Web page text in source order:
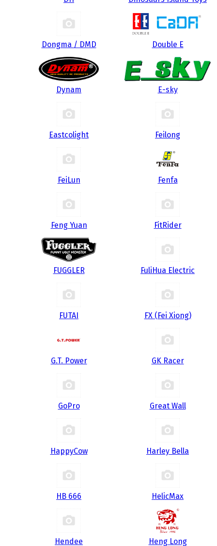
Dongma / DMD Double E
Dynam E-sky
Eastcolight Feilong
FeiLun Fenfa
Feng Yuan FitRider
FUGGLER FuliHua Electric
FUTAI FX (Fei Xiong)
G.T. Power GK Racer
GoPro Great Wall
HappyCow Harley Bella
HB 666 HelicMax
Hendee Heng Long